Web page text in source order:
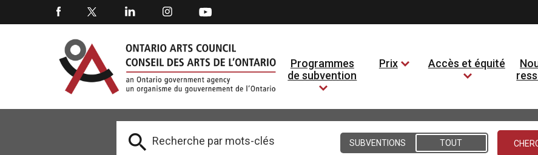
Programmes
de subvention
Prix Accès et équité
 SUBVENTIONS TOUT